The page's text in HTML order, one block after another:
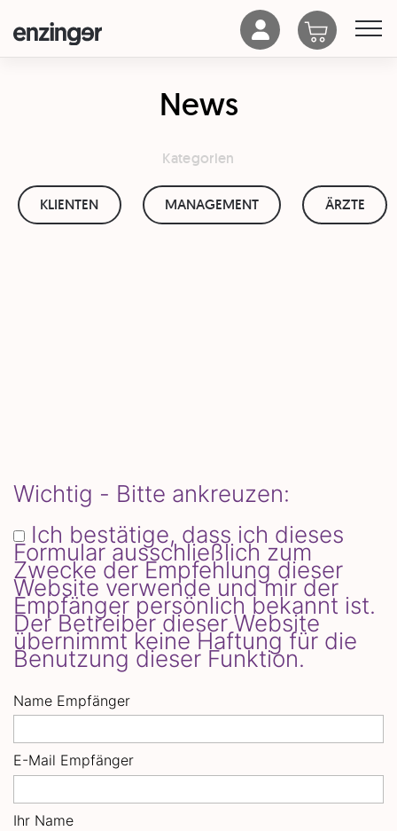
News
Kategorien
KLIENTEN MANAGEMENT ÄRZTE
Wichtig - Bitte ankreuzen:
Ich bestätige, dass ich dieses
Formular ausschließlich zum
Zwecke der Empfehlung dieser
Website verwende und mir der
Empfänger persönlich bekannt ist.
Der Betreiber dieser Website
übernimmt keine Haftung für die
Benutzung dieser Funktion.
Name Empfänger
E-Mail Empfänger
Ihr Name